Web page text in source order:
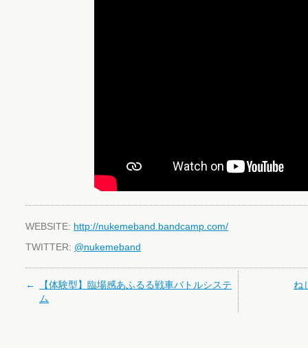
WEBSITE: http://nukemeband.bandcamp.com/
TWITTER: @nukemeband
【体験型】臨場感あふるる戦車バトルシステ
ム
ね